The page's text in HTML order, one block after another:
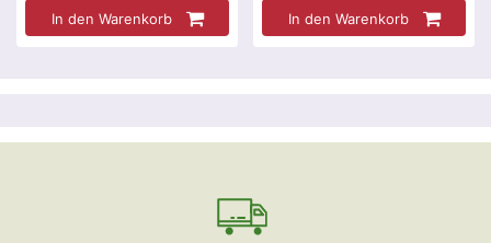
In den Warenkorb In den Warenkorb